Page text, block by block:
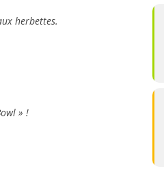
herbettes.
» !